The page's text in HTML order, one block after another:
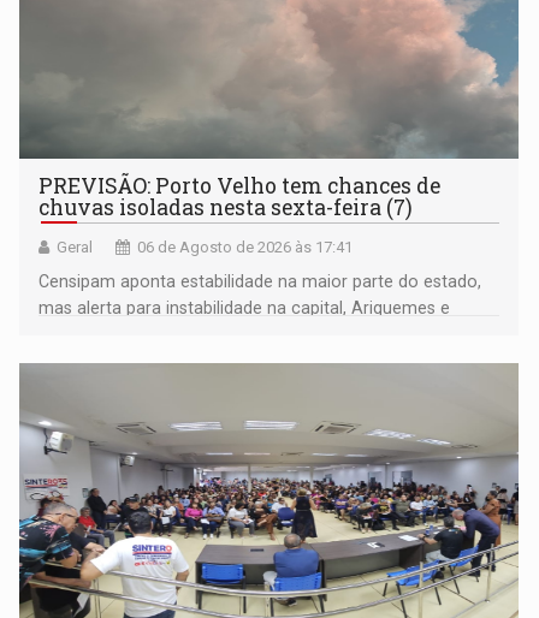
PREVISÃO: Porto Velho tem chances de
chuvas isoladas nesta sexta-feira (7)
Geral 06 de Agosto de 2026 às 17:41
Censipam aponta estabilidade na maior parte do estado,
mas alerta para instabilidade na capital, Ariquemes e